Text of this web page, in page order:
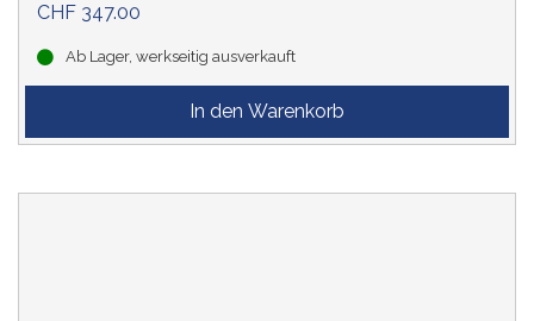
CHF 347.00
Ab Lager, werkseitig ausverkauft